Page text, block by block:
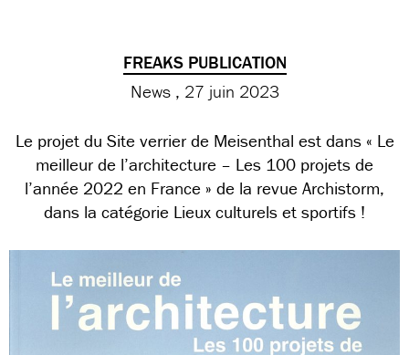
FREAKS PUBLICATION
News
27 juin 2023
Le projet du Site verrier de Meisenthal est dans « Le
meilleur de l’architecture – Les 100 projets de
l’année 2022 en France » de la revue Archistorm,
dans la catégorie Lieux culturels et sportifs !